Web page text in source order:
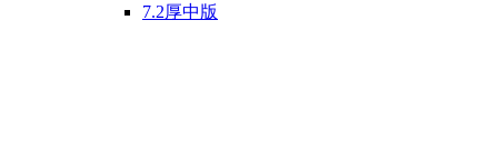
7.2厚中版